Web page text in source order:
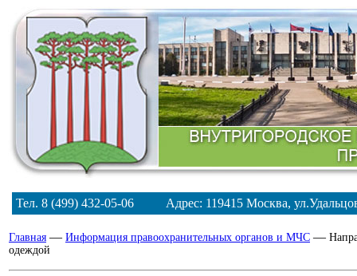
Тел. 8 (499) 432-05-06 Адрес: 119415 Москва,
Главная — Информация правоохранительных органов и МЧС —
одеждой